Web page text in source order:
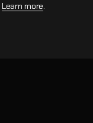
Learn more.